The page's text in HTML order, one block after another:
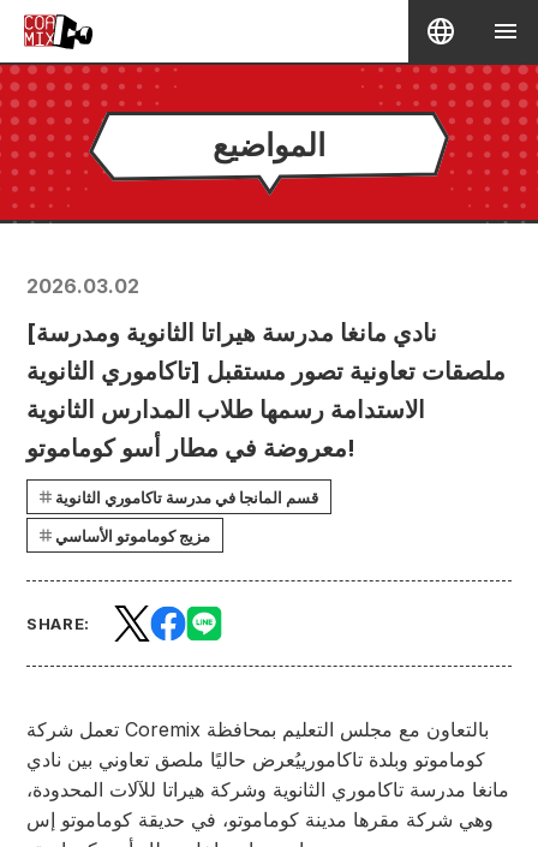
المواضيع
2026.03.02
[نادي مانغا مدرسة هيراتا الثانوية ومدرسة
تاكاموري الثانوية] ملصقات تعاونية تصور مستقبل
الاستدامة رسمها طلاب المدارس الثانوية
معروضة في مطار أسو كوماموتو!
قسم المانجا في مدرسة تاكاموري الثانوية
مزيج كوماموتو الأساسي
SHARE:
تعمل شركة Coremix بالتعاون مع مجلس التعليم بمحافظة
كوماموتو وبلدة تاكامورييُعرض حاليًا ملصق تعاوني بين نادي
مانغا مدرسة تاكاموري الثانوية وشركة هيراتا للآلات المحدودة،
وهي شركة مقرها مدينة كوماموتو، في حديقة كوماموتو إس